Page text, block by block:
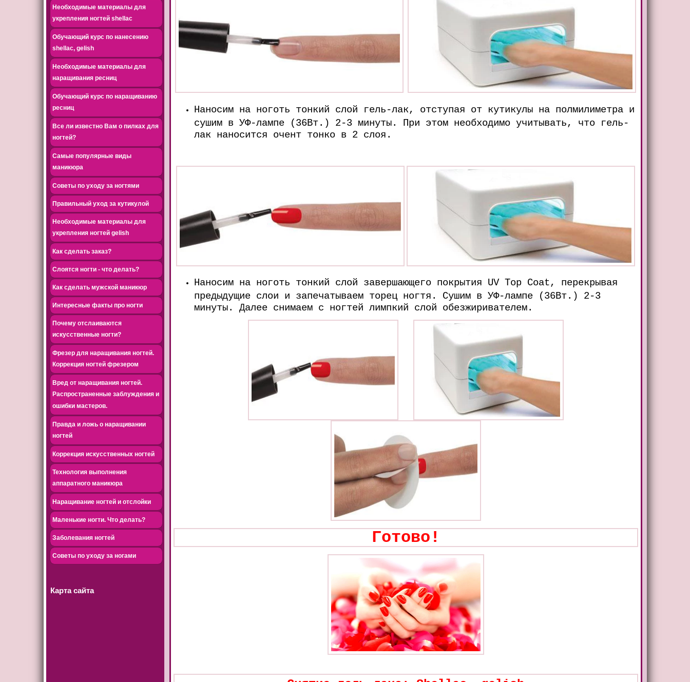
Необходимые материалы для
укрепления ногтей shellac
Обучающий курс по нанесению
shellac, gelish
Необходимые материалы для
наращивания ресниц
Обучающий курс по наращиванию
ресниц
Все ли известно Вам о пилках для
ногтей?
Самые популярные виды
маникюра
Советы по уходу за ногтями
Правильный уход за кутикулой
Необходимые материалы для
укрепления ногтей gelish
Как сделать заказ?
Слоятся ногти - что делать?
Как сделать мужской маникюр
Интересные факты про ногти
Почему отслаиваются
искусственные ногти?
Фрезер для наращивания ногтей.
Коррекция ногтей фрезером
Вред от наращивания ногтей.
Распространенные заблуждения и
ошибки мастеров.
Правда и ложь о наращивании
ногтей
Коррекция искусственных ногтей
Технология выполнения
аппаратного маникюра
Наращивание ногтей и отслойки
Маленькие ногти. Что делать?
Заболевания ногтей
Советы по уходу за ногами
Карта сайта
Наносим на ноготь тонкий слой гель-лак, отступая от кутикулы на полмилиметра и
сушим в УФ-лампе (36Вт.) 2-3 минуты. При этом необходимо учитывать, что гель-
лак наносится очент тонко в 2 слоя.
Наносим на ноготь тонкий слой завершающего покрытия UV Тор Coat, перекрывая
предыдущие слои и запечатываем торец ногтя. Сушим в УФ-лампе (36Вт.) 2-3
минуты. Далее снимаем с ногтей лимпкий слой обезжиривателем.
Готово!